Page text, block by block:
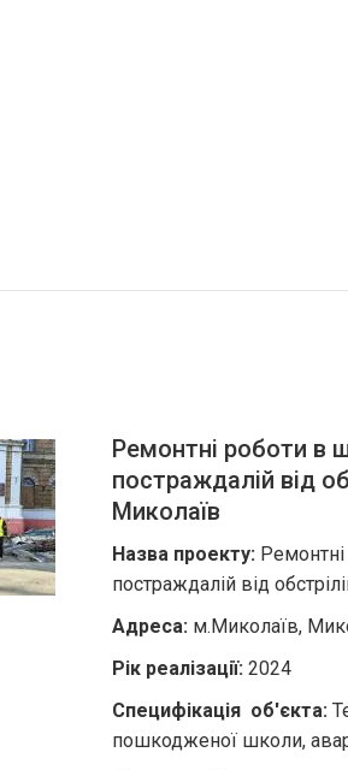
Ремонтні роботи в
постраждалій від
Миколаїв
Назва проекту:Ремонтні
постраждалій від
Адреса:м.Миколаїв,
Рік реалізації:2024
Специфікація об'єкта:
пошкодженої школи,